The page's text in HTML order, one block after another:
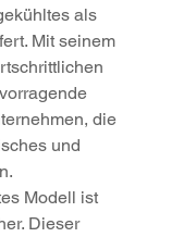
als
Mit seinem
die
und
Modell ist
Dieser